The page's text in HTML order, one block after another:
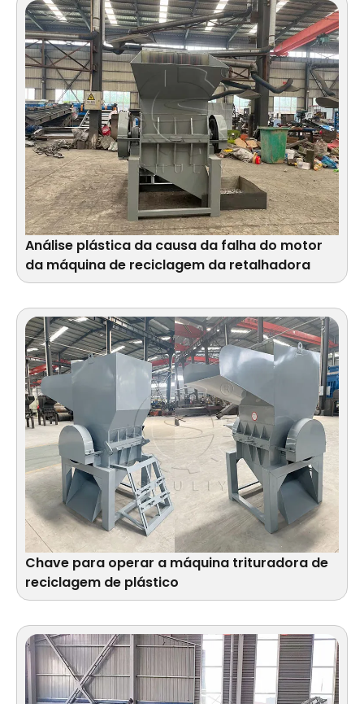
Análise plástica da causa da falha do motor
da máquina de reciclagem da retalhadora
Chave para operar a máquina trituradora de
reciclagem de plástico